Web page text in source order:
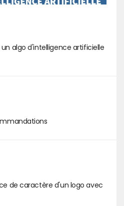
algo d'intelligence artificielle
de caractère d'un logo avec